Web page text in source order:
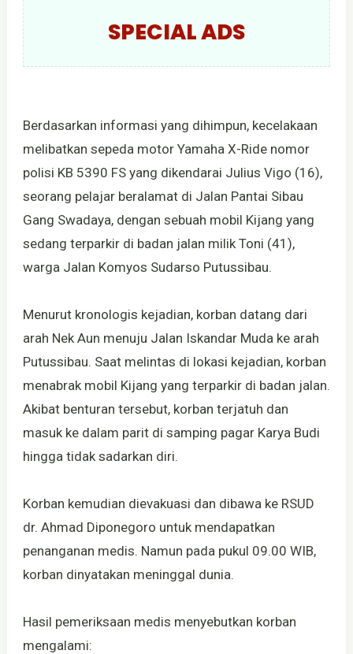
SPECIAL ADS
Berdasarkan informasi yang dihimpun, kecelakaan
melibatkan sepeda motor Yamaha X-Ride nomor
polisi KB 5390 FS yang dikendarai Julius Vigo (16),
seorang pelajar beralamat di Jalan Pantai Sibau
Gang Swadaya, dengan sebuah mobil Kijang yang
sedang terparkir di badan jalan milik Toni (41),
warga Jalan Komyos Sudarso Putussibau.
Menurut kronologis kejadian, korban datang dari
arah Nek Aun menuju Jalan Iskandar Muda ke arah
Putussibau. Saat melintas di lokasi kejadian, korban
menabrak mobil Kijang yang terparkir di badan jalan.
Akibat benturan tersebut, korban terjatuh dan
masuk ke dalam parit di samping pagar Karya Budi
hingga tidak sadarkan diri.
Korban kemudian dievakuasi dan dibawa ke RSUD
dr. Ahmad Diponegoro untuk mendapatkan
penanganan medis. Namun pada pukul 09.00 WIB,
korban dinyatakan meninggal dunia.
Hasil pemeriksaan medis menyebutkan korban
mengalami: